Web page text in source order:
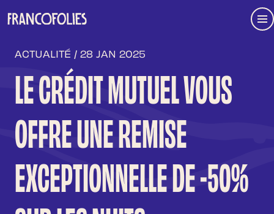
ACTUALITÉ / 28 JAN 2025
LE CRÉDIT MUTUEL VOUS
OFFRE UNE REMISE
EXCEPTIONNELLE DE -50%